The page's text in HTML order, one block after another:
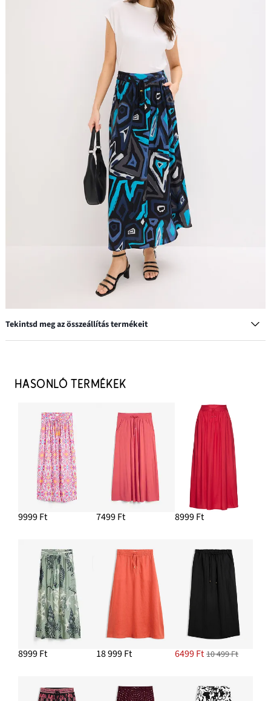
Tekintsd meg az összeállítás termékeit
4999 Ft
Póló puha viszkózból
3799 Ft
HOZZÁADÁS A KOSÁRHOZ
Kézi táska kerek formában
5299 Ft
6799 Ft
HOZZÁADÁS A KOSÁRHOZ
HASONLÓ TERMÉKEK
9999 Ft 7499 Ft 8999 Ft
8999 Ft 18 999 Ft 6499 Ft 10 499 Ft